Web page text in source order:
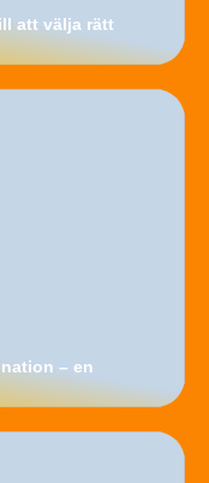
att välja rätt
– en